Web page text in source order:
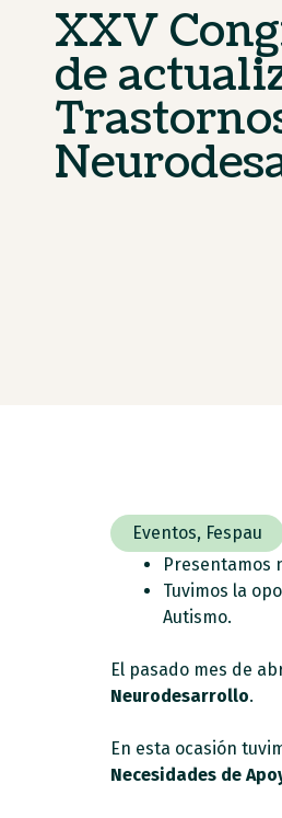
XXV
de
Eventos, Fespau
Presentamos
Tuvimos la
Autismo.
El pasado mes de
Neurodesarrollo.
En esta ocasión
Necesidades de